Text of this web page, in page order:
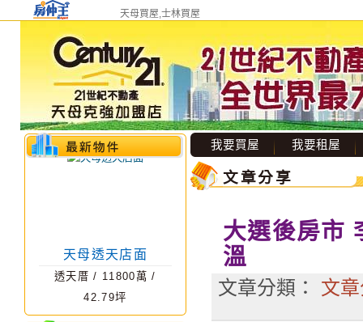
天母買屋,士林買屋
新光三越收租店面
華廈/4980萬 /41.78坪
天母透天店面
透天厝 / 11800萬 /
42.79坪
我要買屋 我要租屋
文章分享
大選後房市
溫
文章分類： 文